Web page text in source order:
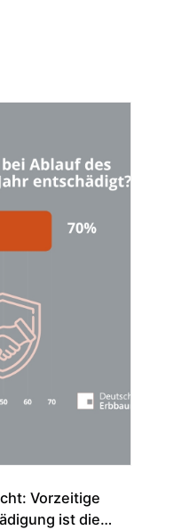
Vorzeitige
ist die